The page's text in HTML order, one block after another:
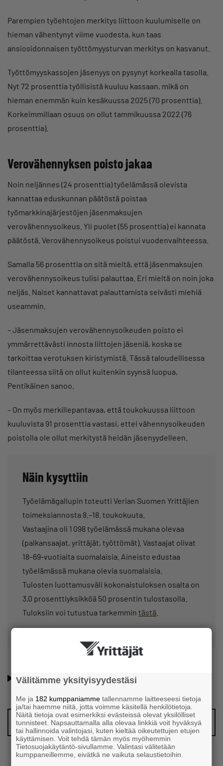
Parempien työehtojen merkitys liittoon kuulumiselle on
hieman vähentynyt viime vuodesta, kun taas
ansiosidonnaisen työttömyysturvan merkitys on kasvanut.
Työttömyyskassojen jäsenyys on pysynyt korkealla tasolla.
Nyt 72 prosenttia työllisistä kuuluu kassaan, mikä on
hieman enemmän kuin kesäkuussa 2025 (70 prosenttia).
Korkeimmillaan osuus on ollut tammikuussa 2022 (76
prosenttia).
Verovähennyksen poisto jakaa
Noin neljännes (24 prosenttia) työelämässä olevista
kannattaa eduskunnan päätöstä poistaa
työmarkkinajärjestöjen jäsenmaksujen
verovähennysoikeus. Yli puolet (55 prosenttia) ei kannata
päätöstä. Verovähennysoikeus poistui vuodenvaihteessa.
Samalla 56 prosenttia on sitä mieltä, että jäsenmaksujen
verovähennysoikeus tulisi palauttaa. Eri mieltä on noin joka
neljäs. Naiset kannattavat palauttamista selvästi miehiä
useammin.
– Jäsenmaksujen verovähennysoikeuden poisto ei
ymmärrettävästi innosta liittojen jäseniä, koska se
tarkoittaa verotuksen kiristymistä. Tässä taloudellisessa
tilanteessa siitä on ollut kuitenkin syynsä luopua,
Pentikäinen sanoo.
– On myös merkillepantavaa, että toukokuussa liittoon
kuuluvista 91 prosenttia vastasi, ettei vähennysoikeuden
poistolla ole ollut merkitystä heidän jäsenyydelleen.
Näin kysyttiin
Työelämägallupin toteutti Verian Suomen Yrittäjien
toimeksiannosta 8.–18. toukokuuta.
Vastaajina oli 1 098 työelämässä mukana olevaa
(palkansaajat, yrittäjät, työttömät). Vastaajat olivat
18–69-vuotiaita suomalaisia. Aineisto edustaa
työelämässä mukana olevia suomalaisia.
Tulosten luottamusväli kokonaistuloksen osalta on
3,0 prosenttiyksikköä 50 prosentin tulostasolla.
Tuloksiin voi tutustua tarkemmin tästä
eduista ja hyödyistä!
Vinkkaa meille juttuaihe!
Välitämme yksityisyydestäsi
Me ja 182 kumppaniamme tallennamme laitteeseesi tietoja
ja/tai haemme niitä, jotta voimme käsitellä henkilötietoja.
Näitä tietoja ovat esimerkiksi evästeissä olevat yksilölliset
tunnisteet. Napsauttamalla alla olevaa linkkiä voit hyväksyä
tai hallinnoida valintojasi, kuten kieltää oikeutettujen etujen
käyttämisen. Voit tehdä tämän myös myöhemmin
Tietosuojakäytäntö-sivullamme. Valintasi välitetään
kumppaneillemme, eivätkä ne vaikuta selaustietoihin.